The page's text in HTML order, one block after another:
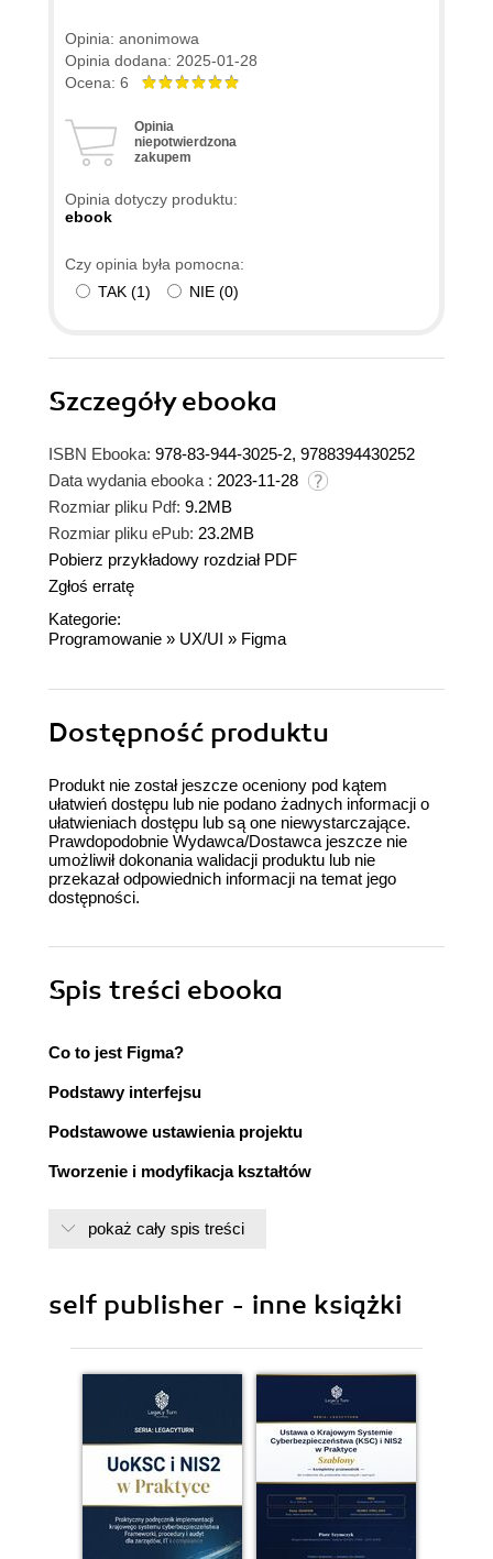
Opinia: anonimowa
Opinia dodana: 2025-01-28
Ocena: 6
Opinia
niepotwierdzona
zakupem
Opinia dotyczy produktu:
ebook
Czy opinia była pomocna:
TAK (1) NIE (0)
Szczegółyebooka
ISBN Ebooka: 978-83-944-3025-2, 9788394430252
Data wydania ebooka : 2023-11-28
Rozmiar pliku Pdf: 9.2MB
Rozmiar pliku ePub: 23.2MB
Pobierz przykładowy rozdział PDF
Zgłoś erratę
Kategorie:
Programowanie » UX/UI » Figma
Dostępność produktu
Produkt nie został jeszcze oceniony pod kątem
ułatwień dostępu lub nie podano żadnych informacji o
ułatwieniach dostępu lub są one niewystarczające.
Prawdopodobnie Wydawca/Dostawca jeszcze nie
umożliwił dokonania walidacji produktu lub nie
przekazał odpowiednich informacji na temat jego
dostępności.
Spis treści ebooka
Co to jest Figma?
Podstawy interfejsu
Podstawowe ustawienia projektu
Tworzenie i modyfikacja kształtów
Prototypowanie
Wtyczki
Nietypowe sposoby wykorzystania Figmy
pokaż cały spis treści
self publisher - inne książki